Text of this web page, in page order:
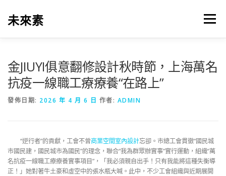
未來素 選單
金JIUYI俱意翻修設計秋時節，上海萬名
抗疫一線職工療療養“在路上”
發佈日期: 2026 年 4 月 6 日 作者: ADMIN
“逆行者”的貢獻，工會不曾商業空間室內設計忘卻。市總工會貫徹“國民城
市國民建，國民城市為國民”的理念，聯合“我為群眾辦實事”實行運動，組織“萬
名抗疫一線職工療療養實事項目”，「我必須親自出手！只有我能將這種失衡導
正！」她對著牛土豪和虛空中的張水瓶大喊。此中，不少工會組織與近期展開